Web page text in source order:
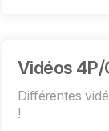
Vidéos 4P/
Différentes
!